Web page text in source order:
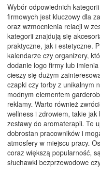
Wybór odpowiednich
firmowych jest kluczowy dla
oraz wzmocnienia relacji w
kategorii znajdują się
praktyczne, jak i estetyczne.
kalendarze czy organizery,
dodanie logo firmy lub
cieszy się dużym
czapki czy torby z unikalnym
modnym elementem
reklamy. Warto również
wellness i zdrowiem, takie
zestawy do aromaterapii. Te
dobrostan pracowników i
atmosfery w miejscu pracy.
coraz większą popularność,
słuchawki bezprzewodowe